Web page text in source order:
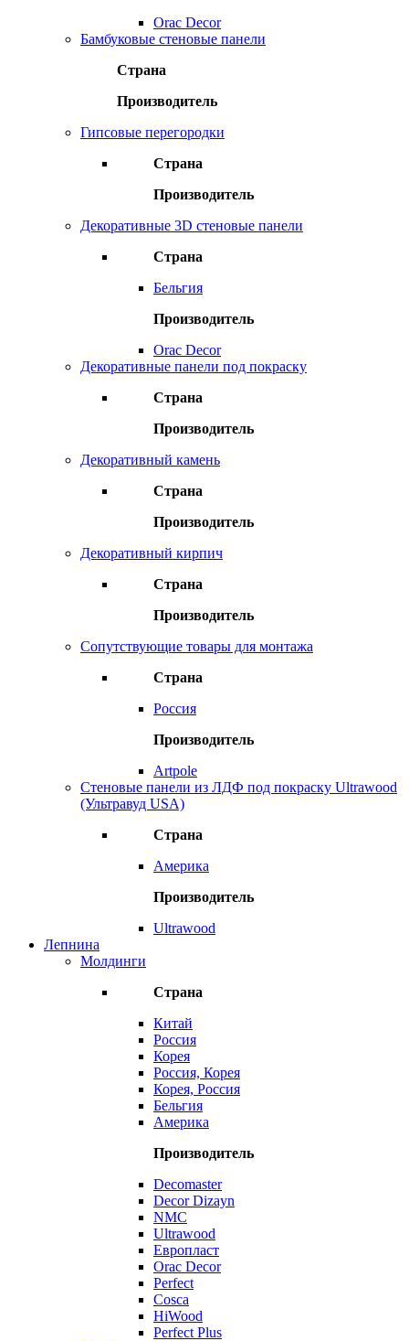
Orac Decor
Бамбуковые стеновые панели
Страна
Производитель
Гипсовые перегородки
Страна
Производитель
Декоративные 3D стеновые панели
Страна
Бельгия
Производитель
Orac Decor
Декоративные панели под покраску
Страна
Производитель
Декоративный камень
Страна
Производитель
Декоративный кирпич
Страна
Производитель
Сопутствующие товары для монтажа
Страна
Россия
Производитель
Artpole
Стеновые панели из ЛДФ под покраску Ultrawood
(Ультравуд USA)
Страна
Америка
Производитель
Ultrawood
Лепнина
Молдинги
Страна
Китай
Россия
Корея
Россия, Корея
Корея, Россия
Бельгия
Америка
Производитель
Decomaster
Decor Dizayn
NMC
Ultrawood
Европласт
Orac Decor
Perfect
Cosca
HiWood
Perfect Plus